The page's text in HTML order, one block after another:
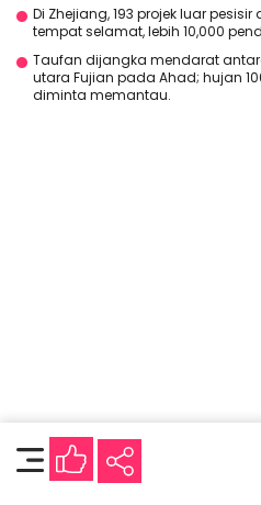
Di Zhejiang, 193 projek luar
tempat selamat, lebih 10,000
Taufan dijangka mendarat
utara Fujian pada Ahad; hujan
diminta memantau.